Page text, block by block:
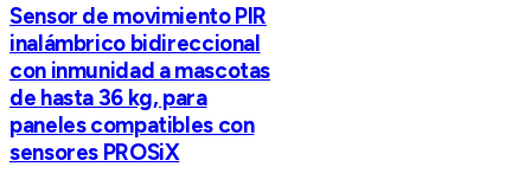
Sensor de movimiento PIR
inalámbrico bidireccional
con inmunidad a mascotas
de hasta 36 kg, para
paneles compatibles con
sensores PROSiX